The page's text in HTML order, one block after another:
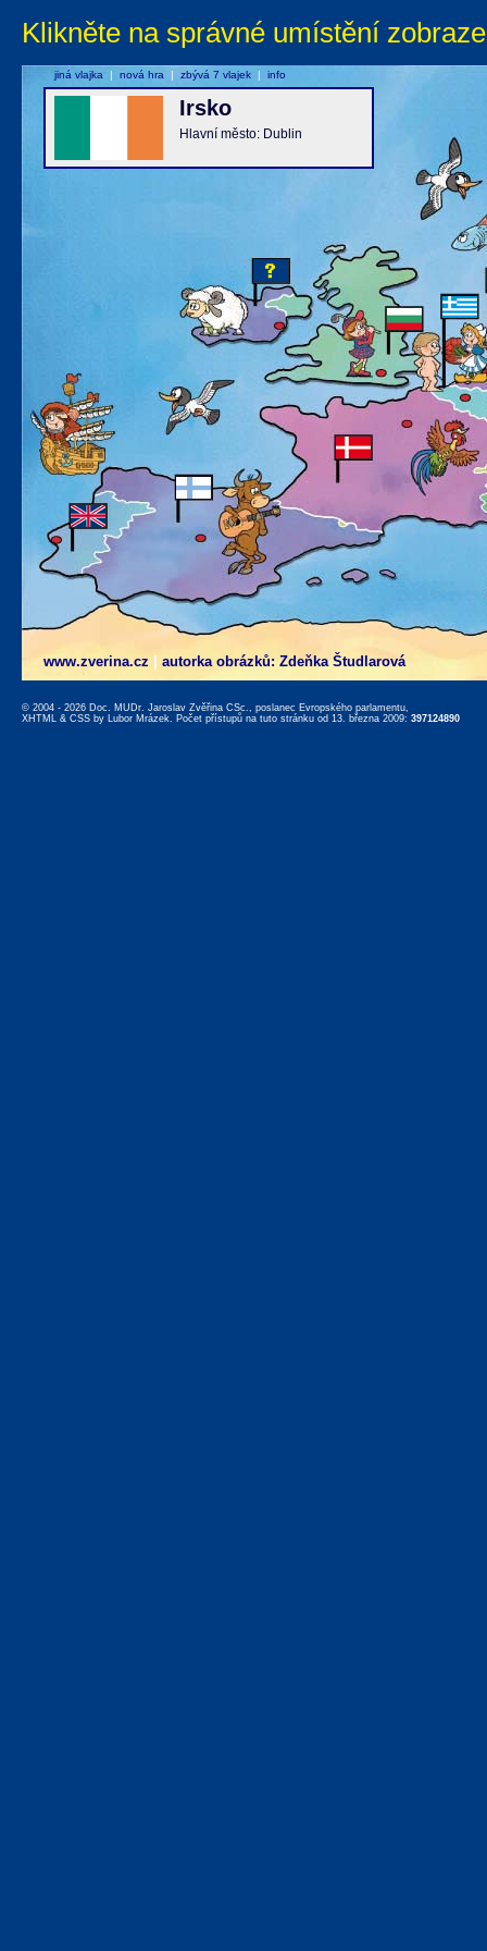
Klikněte na správné umístění
www.zverina.cz autorka obrázků: Zdeňka Študlarová
Irsko
Hlavní město: Dublin
jiná vlajka | nová hra | zbývá 7 vlajek | info
© 2004 - 2026 Doc. MUDr. Jaroslav Zvěřina CSc., poslanec Evropského parlamentu,
XHTML & CSS by Lubor Mrázek. Počet přístupů na tuto stránku od 13. března 2009: 397124890